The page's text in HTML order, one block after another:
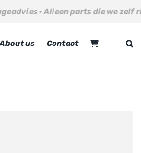
die we zelf rijden ·
us Contact